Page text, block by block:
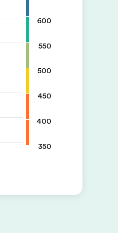
600
550
500
450
400
350